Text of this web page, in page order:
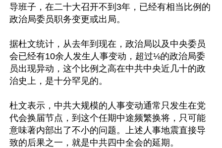
导班子，在二十大召开不到3年，已经有相当比例的
政治局委员职务变更或出局。
据杜文统计，从去年到现在，政治局以及中央委员
会已经有10余人发生人事变动，超过⅛的政治局委
员出现异动，这个比例之高在中共中央近几十的政
治史上，是十分罕见的。
杜文表示，中共大规模的人事变动通常只发生在党
代会换届节点，到这个任期中途频繁换将，只可能
意味著内部出了不小的问题。上述人事地震直接导
致的后果之一，就是中共四中全会的延期。